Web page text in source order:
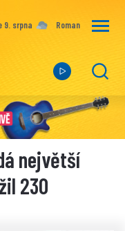
9. srpna Roman
největší
230